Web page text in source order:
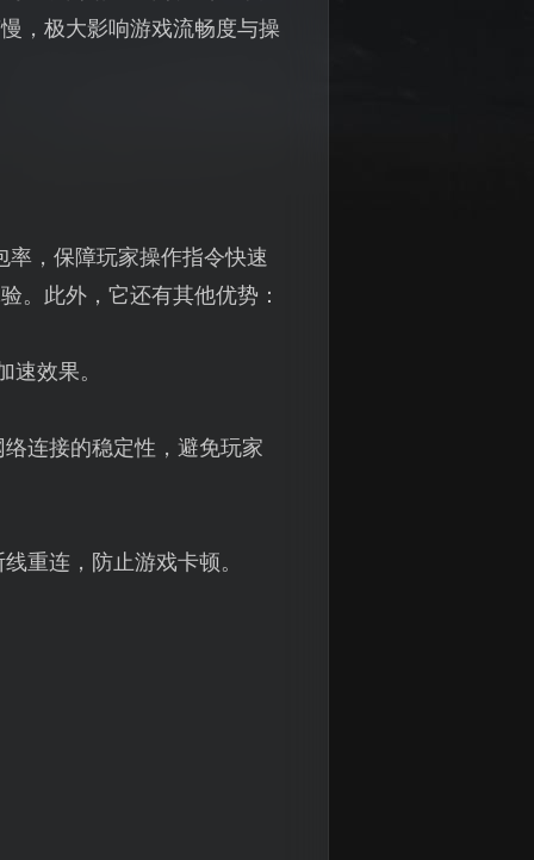
，极大影响游戏流畅度与操
，保障玩家操作指令快速
。此外，它还有其他优势：
效果。
连接的稳定性，避免玩家
重连，防止游戏卡顿。